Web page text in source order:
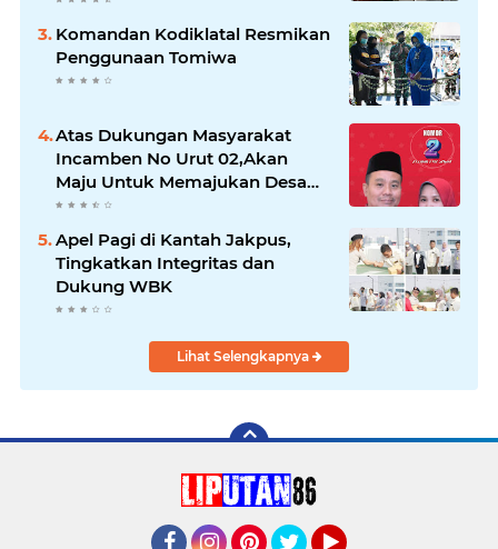
Komandan Kodiklatal Resmikan
Penggunaan Tomiwa
Atas Dukungan Masyarakat
Incamben No Urut 02,Akan
Maju Untuk Memajukan Desa
Tegal Kunir Kidul
Apel Pagi di Kantah Jakpus,
Tingkatkan Integritas dan
Dukung WBK
Lihat Selengkapnya